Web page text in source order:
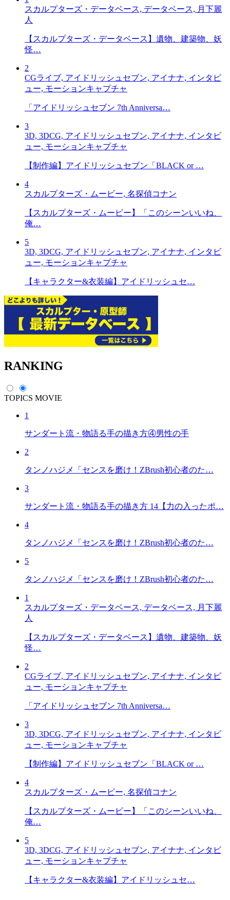
スカルプターズ・データベース, データベース, 月下麗
人
【スカルプターズ・データベース】遺物、建築物、妖
怪…
2
CGライブ, アイドリッシュセブン, アイナナ, インタビ
ュー, モーションキャプチャ
「アイドリッシュセブン 7th Anniversa…
3
3D, 3DCG, アイドリッシュセブン, アイナナ, インタビ
ュー, モーションキャプチャ
【制作編】アイドリッシュセブン「BLACK or …
4
スカルプターズ・ムービー, 名探偵コナン
【スカルプターズ・ムービー】「このシーンいいね、
俺…
5
3D, 3DCG, アイドリッシュセブン, アイナナ, インタビ
ュー, モーションキャプチャ
【キャラクター&衣装編】アイドリッシュセ…
RANKING
TOPICS MOVIE
1
サンダート流・物語る手の描き方④男性の手
2
タンノハジメ「センスを磨け！ZBrush初心者のた…
3
サンダート流・物語る手の描き方 14【力の入ったポ…
4
タンノハジメ「センスを磨け！ZBrush初心者のた…
5
タンノハジメ「センスを磨け！ZBrush初心者のた…
1
スカルプターズ・データベース, データベース, 月下麗
人
【スカルプターズ・データベース】遺物、建築物、妖
怪…
2
CGライブ, アイドリッシュセブン, アイナナ, インタビ
ュー, モーションキャプチャ
「アイドリッシュセブン 7th Anniversa…
3
3D, 3DCG, アイドリッシュセブン, アイナナ, インタビ
ュー, モーションキャプチャ
【制作編】アイドリッシュセブン「BLACK or …
4
スカルプターズ・ムービー, 名探偵コナン
【スカルプターズ・ムービー】「このシーンいいね、
俺…
5
3D, 3DCG, アイドリッシュセブン, アイナナ, インタビ
ュー, モーションキャプチャ
【キャラクター&衣装編】アイドリッシュセ…